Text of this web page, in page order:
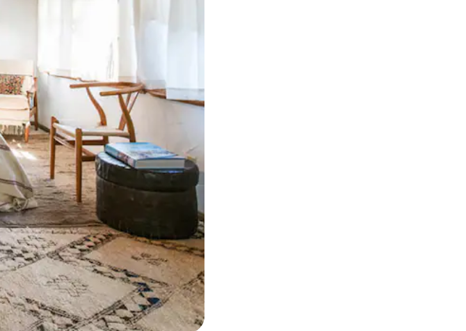
का इस्तेमाल करके एक्सप्लोर करें।